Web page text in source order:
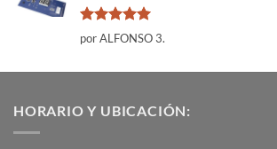
Valorado
con
por ALFONSO 3.
HORARIO Y UBICACIÓN: